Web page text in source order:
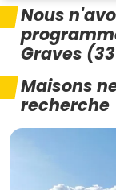
Nous
Graves
Maisons
recherche